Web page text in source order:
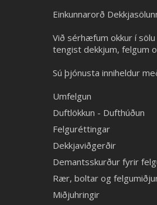
Einkunnarorð
Við sérhæfum okkur í
tengist dekkjum, felgum
Sú þjónusta inniheldur
Umfelgun
Duftlökkun - Dufthúðun
Felguréttingar
Dekkjaviðgerðir
Demantsskurður fyrir
Rær, boltar og
Miðjuhringir